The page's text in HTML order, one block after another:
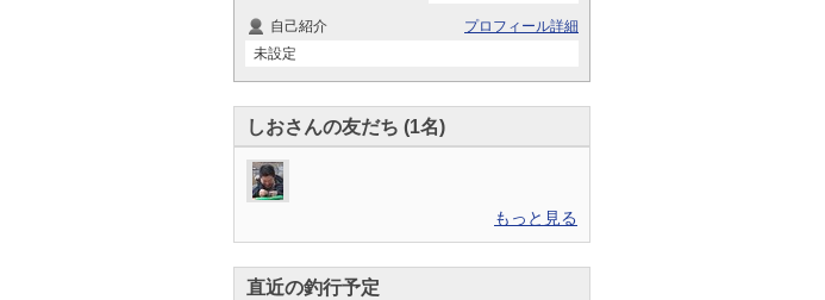
プロフィール詳細
自己紹介
未設定
しおさんの友だち (1名)
もっと見る
直近の釣行予定